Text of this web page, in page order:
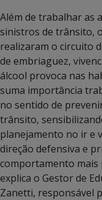
Além de trabalhar as
sinistros de trânsito,
realizaram o circuito
de embriaguez,
álcool provoca nas
suma importância
no sentido de
trânsito,
planejamento no ir e
direção defensiva e
comportamento mais
explica o Gestor de
Zanetti, responsável